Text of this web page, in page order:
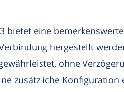
bietet eine
hergestellt
ohne
zusätzliche